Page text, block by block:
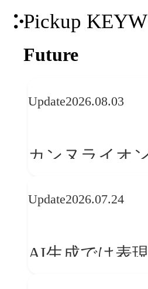
Pickup
Future
Update2026.08.03
カンヌライオ
──「優れたブ
か
Update2026.07.24
AI生成では表